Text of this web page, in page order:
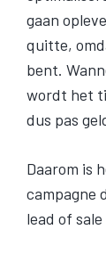
gaan
quitte,
bent.
wordt het
dus pas
Daarom is
campagne
lead of